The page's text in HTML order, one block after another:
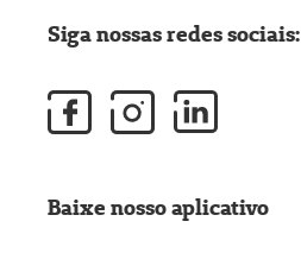
Siga nossas redes sociais:
Baixe nosso aplicativo